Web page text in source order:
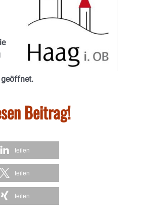
Beitrag!
teilen
teilen
teilen